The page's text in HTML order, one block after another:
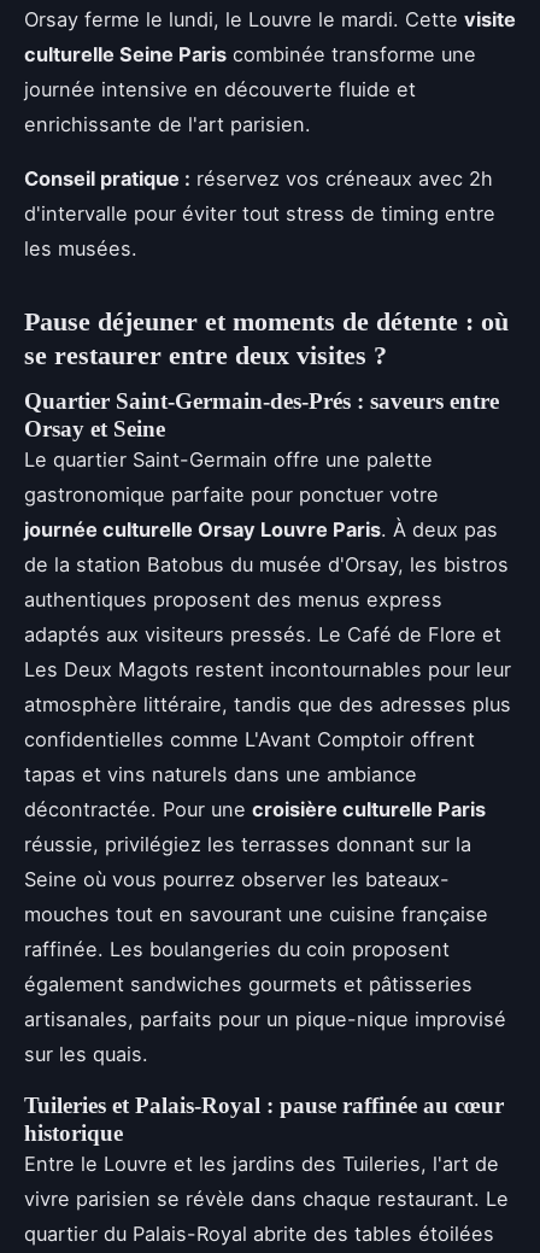
Orsay ferme le lundi, le Louvre le mardi. Cette visite
culturelle Seine Paris combinée transforme une
journée intensive en découverte fluide et
enrichissante de l'art parisien.
Conseil pratique : réservez vos créneaux avec 2h
d'intervalle pour éviter tout stress de timing entre
les musées.
Pause déjeuner et moments de détente : où
se restaurer entre deux visites ?
Quartier Saint-Germain-des-Prés : saveurs entre
Orsay et Seine
Le quartier Saint-Germain offre une palette
gastronomique parfaite pour ponctuer votre
journée culturelle Orsay Louvre Paris. À deux pas
de la station Batobus du musée d'Orsay, les bistros
authentiques proposent des menus express
adaptés aux visiteurs pressés. Le Café de Flore et
Les Deux Magots restent incontournables pour leur
atmosphère littéraire, tandis que des adresses plus
confidentielles comme L'Avant Comptoir offrent
tapas et vins naturels dans une ambiance
décontractée. Pour une croisière culturelle Paris
réussie, privilégiez les terrasses donnant sur la
Seine où vous pourrez observer les bateaux-
mouches tout en savourant une cuisine française
raffinée. Les boulangeries du coin proposent
également sandwiches gourmets et pâtisseries
artisanales, parfaits pour un pique-nique improvisé
sur les quais.
Tuileries et Palais-Royal : pause raffinée au cœur
historique
Entre le Louvre et les jardins des Tuileries, l'art de
vivre parisien se révèle dans chaque restaurant. Le
quartier du Palais-Royal abrite des tables étoilées